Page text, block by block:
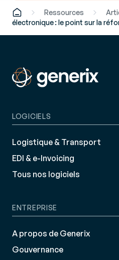
Ressources
électronique : le point sur la
LOGICIELS
Logistique & Transport
EDI & e-Invoicing
Tous nos logiciels
ENTREPRISE
A propos de Generix
Gouvernance